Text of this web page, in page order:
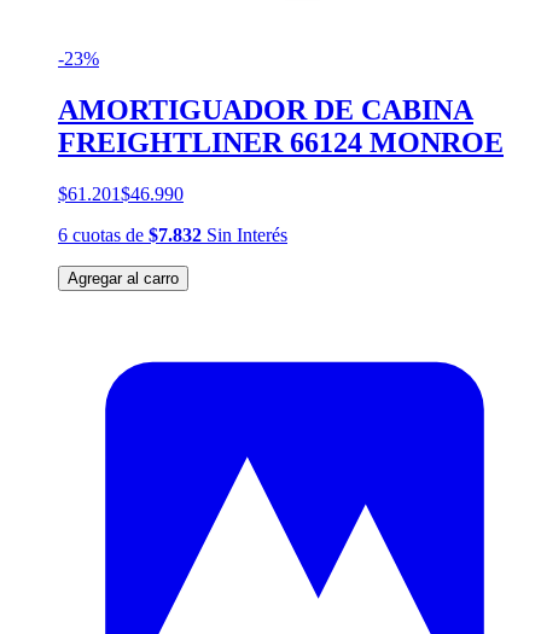
-23%
AMORTIGUADOR DE CABINA
FREIGHTLINER 66124 MONROE
$61.201$46.990
6 cuotas de $7.832 Sin Interés
Agregar al carro